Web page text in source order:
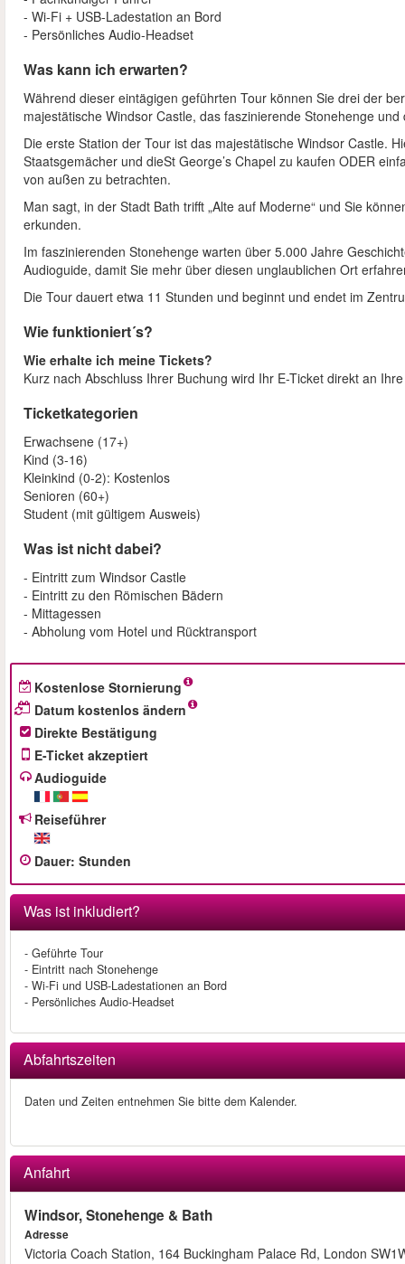
- Wi-Fi + USB-Ladestation an Bord
- Persönliches Audio-Headset
Was kann ich erwarten?
Während dieser eintägigen geführten Tour können Sie drei der
majestätische Windsor Castle, das faszinierende Stonehenge
Die erste Station der Tour ist das majestätische Windsor Castle.
Staatsgemächer und dieSt George’s Chapel zu kaufen ODER
von außen zu betrachten.
Man sagt, in der Stadt Bath trifft „Alte auf Moderne“ und Sie
erkunden.
Im faszinierenden Stonehenge warten über 5.000 Jahre
Audioguide, damit Sie mehr über diesen unglaublichen Ort
Die Tour dauert etwa 11 Stunden und beginnt und endet im
Wie funktioniert´s?
Wie erhalte ich meine Tickets?
Kurz nach Abschluss Ihrer Buchung wird Ihr E-Ticket direkt an
Ticketkategorien
Erwachsene (17+)
Kind (3-16)
Kleinkind (0-2): Kostenlos
Senioren (60+)
Student (mit gültigem Ausweis)
Was ist nicht dabei?
- Eintritt zum Windsor Castle
- Eintritt zu den Römischen Bädern
- Mittagessen
- Abholung vom Hotel und Rücktransport
Kostenlose Stornierung
Datum kostenlos ändern
Direkte Bestätigung
E-Ticket akzeptiert
Audioguide
Reiseführer
Dauer: Stunden
Was ist inkludiert?
- Geführte Tour
- Eintritt nach Stonehenge
- Wi-Fi und USB-Ladestationen an Bord
- Persönliches Audio-Headset
Abfahrtszeiten
Daten und Zeiten entnehmen Sie bitte dem Kalender.
Anfahrt
Windsor, Stonehenge & Bath
Adresse
Victoria Coach Station, 164 Buckingham Palace Rd, London